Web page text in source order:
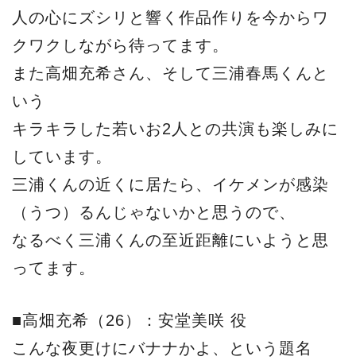
人の心にズシリと響く作品作りを今からワ
クワクしながら待ってます。
また高畑充希さん、そして三浦春馬くんと
いう
キラキラした若いお2人との共演も楽しみに
しています。
三浦くんの近くに居たら、イケメンが感染
（うつ）るんじゃないかと思うので、
なるべく三浦くんの至近距離にいようと思
ってます。
■高畑充希（26）：安堂美咲 役
こんな夜更けにバナナかよ、という題名